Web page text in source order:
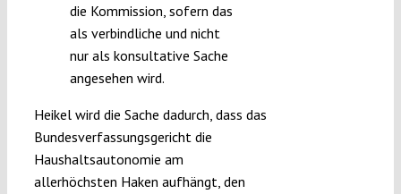
die Kommission, sofern das
als verbindliche und nicht
nur als konsultative Sache
angesehen wird.
Heikel wird die Sache dadurch, dass das
Bundesverfassungsgericht die
Haushaltsautonomie am
allerhöchsten Haken aufhängt, den